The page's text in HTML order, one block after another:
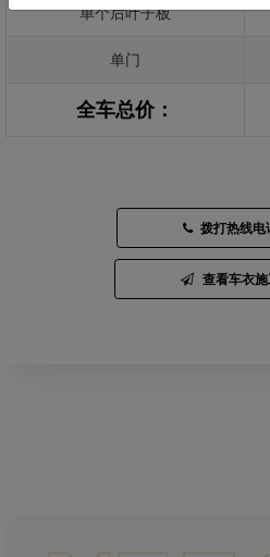
单个后叶子板
单门
全车总价：
拨打热线电
查看车衣